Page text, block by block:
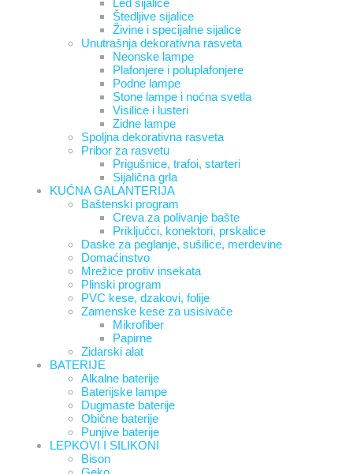
Led sijalice
Štedljive sijalice
Živine i specijalne sijalice
Unutrašnja dekorativna rasveta
Neonske lampe
Plafonjere i poluplafonjere
Podne lampe
Stone lampe i noćna svetla
Visilice i lusteri
Zidne lampe
Spoljna dekorativna rasveta
Pribor za rasvetu
Prigušnice, trafoi, starteri
Sijalična grla
KUĆNA GALANTERIJA
Baštenski program
Creva za polivanje bašte
Priključci, konektori, prskalice
Daske za peglanje, sušilice, merdevine
Domaćinstvo
Mrežice protiv insekata
Plinski program
PVC kese, dzakovi, folije
Zamenske kese za usisivače
Mikrofiber
Papirne
Zidarski alat
BATERIJE
Alkalne baterije
Baterijske lampe
Dugmaste baterije
Obične baterije
Punjive baterije
LEPKOVI I SILIKONI
Bison